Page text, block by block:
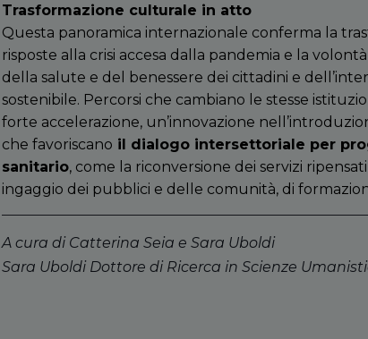
Trasformazione culturale in atto
Questa panoramica internazionale conferma la
risposte alla crisi accesa dalla pandemia e la
della salute e del benessere dei cittadini e
sostenibile. Percorsi che cambiano le stesse
forte accelerazione, un’innovazione
che favoriscano il dialogo intersettoriale per
sanitario, come la riconversione dei servizi
ingaggio dei pubblici e delle comunità, di
A cura di Catterina Seia e Sara Uboldi
Sara Uboldi Dottore di Ricerca in Scienze